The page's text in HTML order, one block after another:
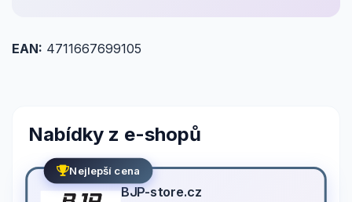
EAN: 4711667699105
Nabídky z e-shopů
Nejlepší cena
BJP-store.cz